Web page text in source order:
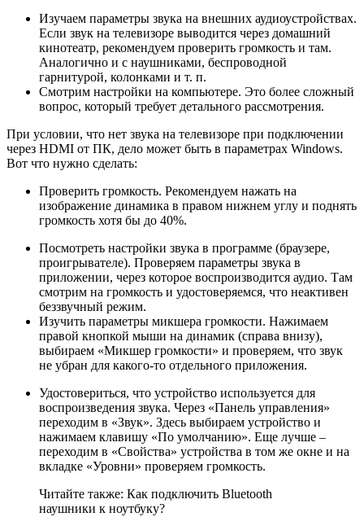
Изучаем параметры звука на внешних аудиоустройствах.
Если звук на телевизоре выводится через домашний
кинотеатр, рекомендуем проверить громкость и там.
Аналогично и с наушниками, беспроводной
гарнитурой, колонками и т. п.
Смотрим настройки на компьютере. Это более сложный
вопрос, который требует детального рассмотрения.
При условии, что нет звука на телевизоре при подключении
через HDMI от ПК, дело может быть в параметрах Windows.
Вот что нужно сделать:
Проверить громкость. Рекомендуем нажать на
изображение динамика в правом нижнем углу и поднять
громкость хотя бы до 40%.
Посмотреть настройки звука в программе (браузере,
проигрывателе). Проверяем параметры звука в
приложении, через которое воспроизводится аудио. Там
смотрим на громкость и удостоверяемся, что неактивен
беззвучный режим.
Изучить параметры микшера громкости. Нажимаем
правой кнопкой мыши на динамик (справа внизу),
выбираем «Микшер громкости» и проверяем, что звук
не убран для какого-то отдельного приложения.
Удостовериться, что устройство используется для
воспроизведения звука. Через «Панель управления»
переходим в «Звук». Здесь выбираем устройство и
нажимаем клавишу «По умолчанию». Еще лучше –
переходим в «Свойства» устройства в том же окне и на
вкладке «Уровни» проверяем громкость.
Читайте также: Как подключить Bluetooth
наушники к ноутбуку?